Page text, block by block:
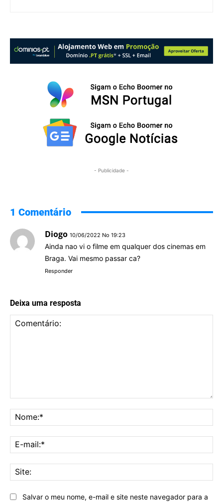
- Publicidade -
1 Comentário
Diogo 10/06/2022 No 19:23
Ainda nao vi o filme em qualquer dos cinemas em
Braga. Vai mesmo passar ca?
Responder
Deixa uma resposta
Salvar o meu nome, e-mail e site neste navegador para a